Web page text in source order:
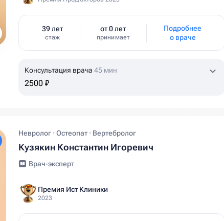
39 лет
стаж
от 0 лет
принимает
Подробнее
о враче
Консультация врача 45 мин
2500 ₽
Невролог · Остеопат · Вертебролог
Кузякин Константин Игоревич
Врач-эксперт
Премия Ист Клиники
2023